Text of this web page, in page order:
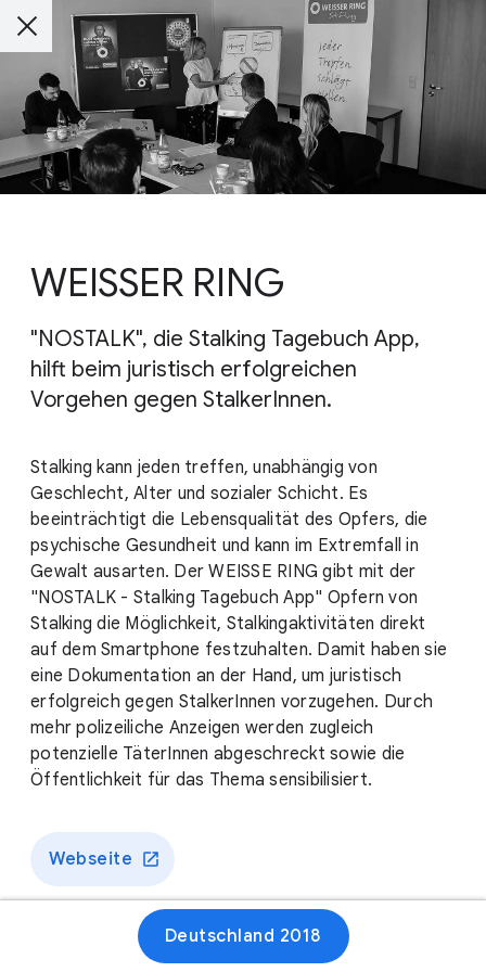
WEISSER RING
"NOSTALK", die Stalking Tagebuch App,
hilft beim juristisch erfolgreichen
Vorgehen gegen StalkerInnen.
Stalking kann jeden treffen, unabhängig von
Geschlecht, Alter und sozialer Schicht. Es
beeinträchtigt die Lebensqualität des Opfers, die
psychische Gesundheit und kann im Extremfall in
Gewalt ausarten. Der WEISSE RING gibt mit der
"NOSTALK - Stalking Tagebuch App" Opfern von
Stalking die Möglichkeit, Stalkingaktivitäten direkt
auf dem Smartphone festzuhalten. Damit haben sie
eine Dokumentation an der Hand, um juristisch
erfolgreich gegen StalkerInnen vorzugehen. Durch
mehr polizeiliche Anzeigen werden zugleich
potenzielle TäterInnen abgeschreckt sowie die
Öffentlichkeit für das Thema sensibilisiert.
Webseite
Deutschland 2018